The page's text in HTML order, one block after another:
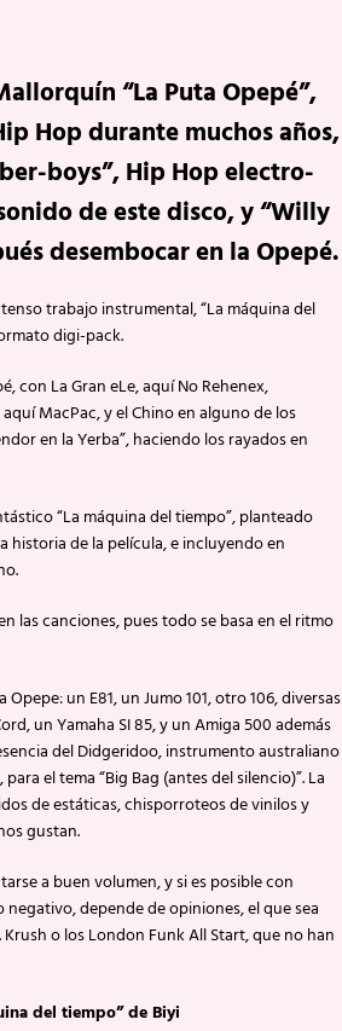
“La Puta Opepé”,
Hop durante muchos años,
boys”, Hip Hop electro-
de este disco, y “Willy
desembocar en la Opepé.
trabajo instrumental, “La máquina del
digi-pack.
con La Gran eLe, aquí No Rehenex,
MacPac, y el Chino en alguno de los
en la Yerba”, haciendo los rayados en
“La máquina del tiempo”, planteado
de la película, e incluyendo en
las canciones, pues todo se basa en el ritmo
un E81, un Jumo 101, otro 106, diversas
un Yamaha SI 85, y un Amiga 500 además
del Didgeridoo, instrumento australiano
el tema “Big Bag (antes del silencio)”. La
de estáticas, chisporroteos de vinilos y
gustan.
a buen volumen, y si es posible con
depende de opiniones, el que sea
o los London Funk All Start, que no han
del tiempo” de Biyi